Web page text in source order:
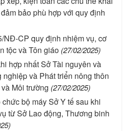
bảo phù hợp với quy định
NĐ-CP quy định nhiệm vụ, cơ
tộc và Tôn giáo (27/02/2025)
hợp nhất Sở Tài nguyên và
và Phát triển nông thôn
Môi trường (27/02/2025)
bộ máy Sở Y tế sau khi
từ Sở Lao động, Thương binh